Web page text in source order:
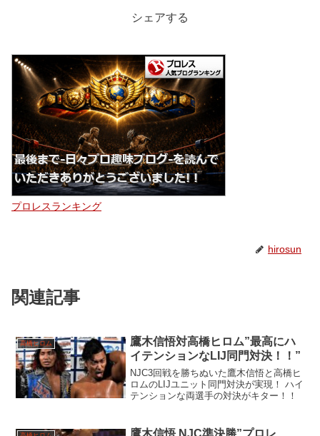
シェアする
プロレスランキング
hirosun
関連記事
高橋ヒロム
鷹木信悟対高橋ヒロム”最高にハ
イテンションなLIJ同門対決！！”
NJC3回戦を勝ちぬいた鷹木信悟と高橋ヒ
ロムのLIJユニット同門対決が実現！ ハイ
テンションな両選手の対決がキター！！
鷹木信悟 NJC準決勝”プロレ